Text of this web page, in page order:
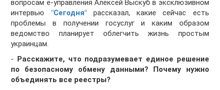
вопросам е-управления Алексей Выскуб в эксклюзивном
интервью "Сегодня"рассказал, какие сейчас есть
проблемы в получении гос­услуг и каким образом
ведомство планирует облегчить жизнь простым
украинцам.
- Расскажите, что подразумевает единое решение
по безопасному обмену данными? Почему нужно
объединять все реестры?